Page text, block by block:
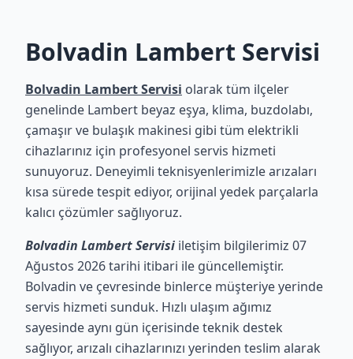
Bolvadin Lambert Servisi
Bolvadin Lambert Servisi olarak tüm ilçeler
genelinde Lambert beyaz eşya, klima, buzdolabı,
çamaşır ve bulaşık makinesi gibi tüm elektrikli
cihazlarınız için profesyonel servis hizmeti
sunuyoruz. Deneyimli teknisyenlerimizle arızaları
kısa sürede tespit ediyor, orijinal yedek parçalarla
kalıcı çözümler sağlıyoruz.
Bolvadin Lambert Servisi iletişim bilgilerimiz 07
Ağustos 2026 tarihi itibari ile güncellemiştir.
Bolvadin ve çevresinde binlerce müşteriye yerinde
servis hizmeti sunduk. Hızlı ulaşım ağımız
sayesinde aynı gün içerisinde teknik destek
sağlıyor, arızalı cihazlarınızı yerinden teslim alarak